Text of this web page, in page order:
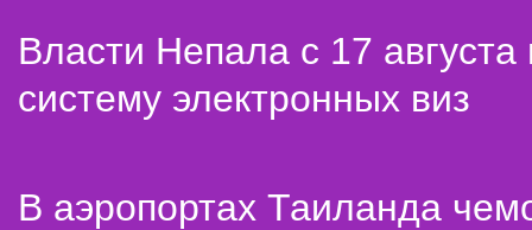
Власти Непала с 17 августа
систему электронных виз
В аэропортах Таиланда